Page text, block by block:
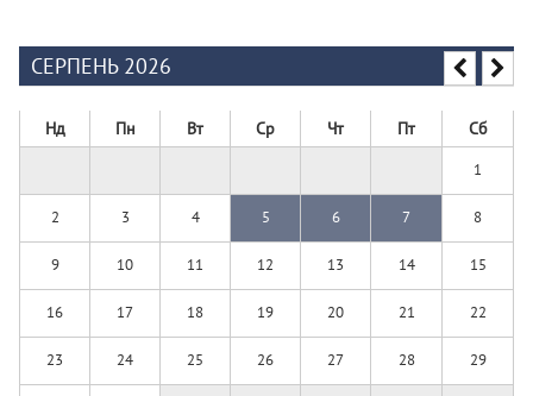
СЕРПЕНЬ 2026
Нд Пн Вт Ср Чт Пт Сб
1
2 3 4 5 6 7 8
9 10 11 12 13 14 15
16 17 18 19 20 21 22
23 24 25 26 27 28 29